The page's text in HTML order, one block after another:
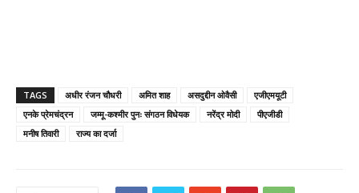
TAGS अधीर रंजन चौधरी अमित शाह असदुद्दीन ओवैसी
एजीएमयूटी
एनके प्रेमचंद्रन
जम्मू-कश्मीर पुनः संगठन विधेयक नरेंद्र मोदी
पीएजीडी
मनीष तिवारी
राज्य का दर्जा